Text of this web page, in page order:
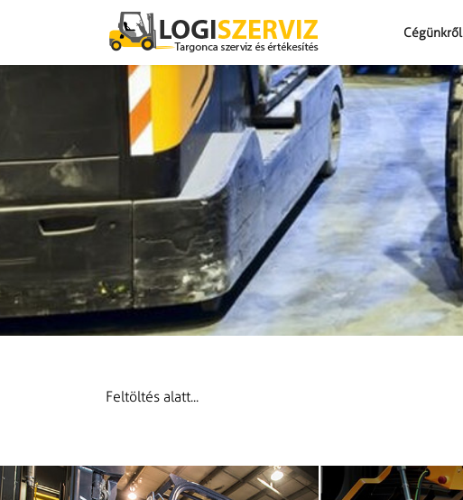
Ugrás a tartalomhoz
Ugrás a menühöz
Cégünkről
Feltöltés alatt...